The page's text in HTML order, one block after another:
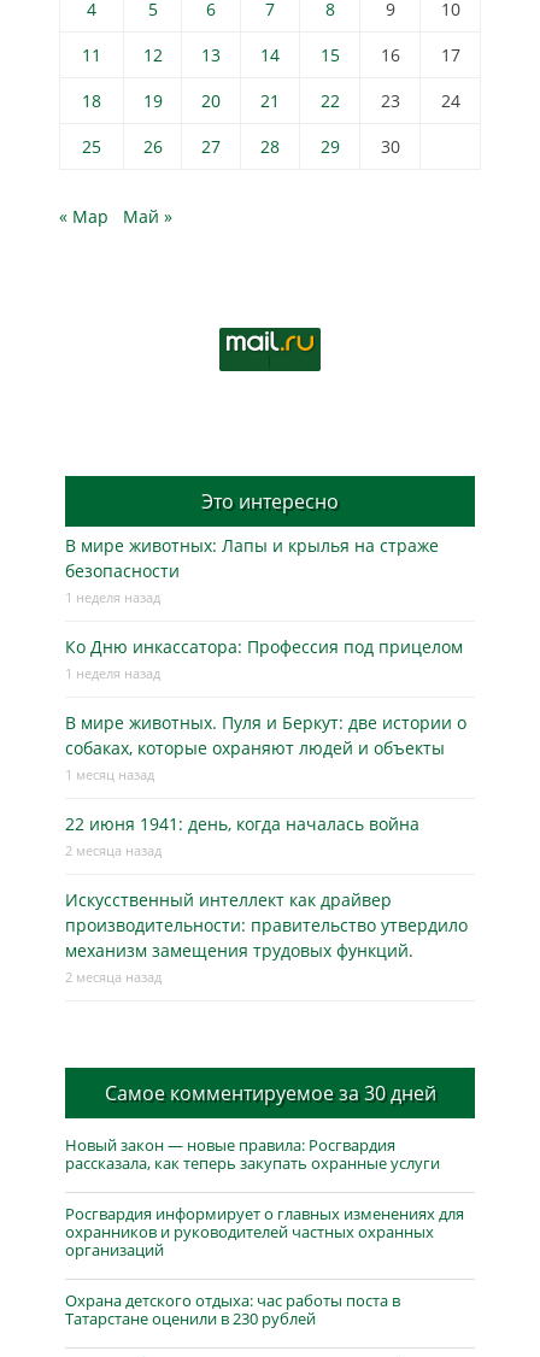
4
5 6 7 8 9
10
11
12 13 14 15 16
17
18
19 20 21 22 23
24
25
26 27 28 29 30
« Мар Май »
Это интересно
В мире животных: Лапы и крылья на страже
безопасности
1 неделя назад
Ко Дню инкассатора: Профессия под прицелом
1 неделя назад
В мире животных. Пуля и Беркут: две истории о
собаках, которые охраняют людей и объекты
1 месяц назад
22 июня 1941: день, когда началась война
2 месяца назад
Искусственный интеллект как драйвер
производительности: правительство утвердило
механизм замещения трудовых функций.
2 месяца назад
Самое комментируемое за 30 дней
Новый закон — новые правила: Росгвардия
рассказала, как теперь закупать охранные услуги
Росгвардия информирует о главных изменениях для
охранников и руководителей частных охранных
организаций
Охрана детского отдыха: час работы поста в
Татарстане оценили в 230 рублей